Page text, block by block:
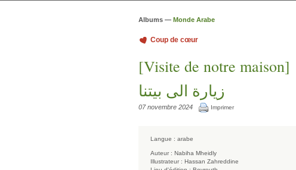
Albums — Monde Arabe
Coup de cœur
[Visite de notre maison]
زيارة الى بيتنا
07 novembre 2024 Imprimer
Langue : arabe
Auteur : Nabiha Mheidly
Illustrateur : Hassan Zahreddine